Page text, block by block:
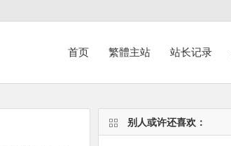
首页 繁體主站 站长记录
别人或许还喜欢：